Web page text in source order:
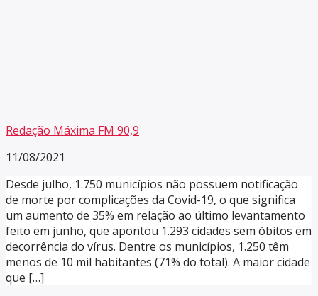
Redação Máxima FM 90,9
11/08/2021
Desde julho, 1.750 municípios não possuem notificação
de morte por complicações da Covid-19, o que significa
um aumento de 35% em relação ao último levantamento
feito em junho, que apontou 1.293 cidades sem óbitos em
decorrência do vírus. Dentre os municípios, 1.250 têm
menos de 10 mil habitantes (71% do total). A maior cidade
que […]